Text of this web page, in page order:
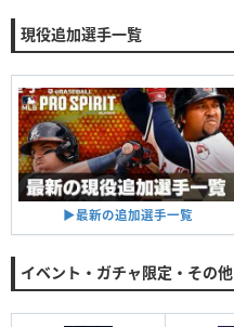
現役追加選手一覧
▶︎最新の追加選手一覧
イベント・ガチャ限定・その他